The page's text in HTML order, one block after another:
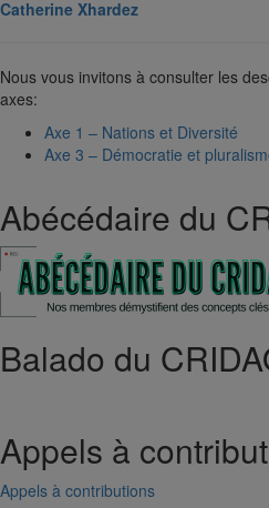
Catherine Xhardez
Nous vous invitons à consulter les
axes:
Axe 1 – Nations et Diversité
Axe 3 – Démocratie et
Abécédaire du
Balado du
Appels à
Appels à contributions